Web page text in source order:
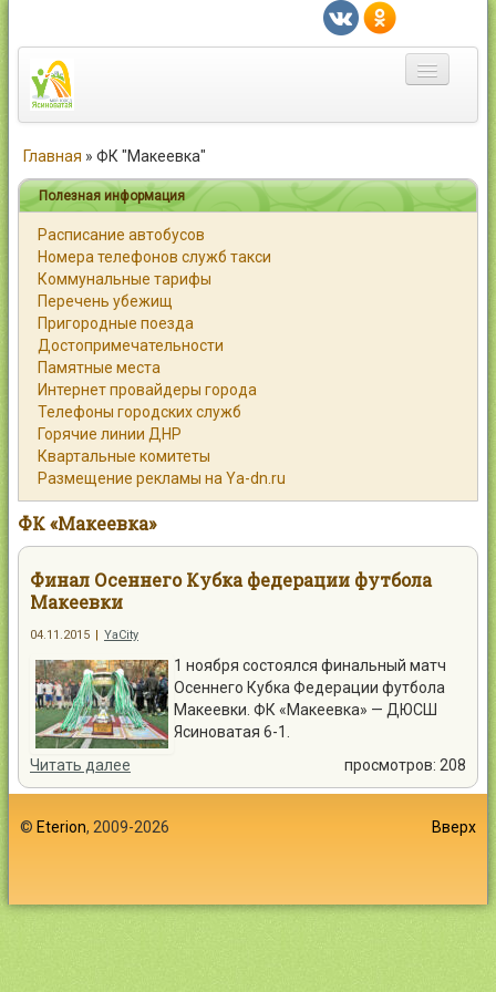
Город
Статьи
Каталог
Справочник
Работа
Объявления
Помощь
Контакты
Главная » ФК "Макеевка"
Полезная информация
Расписание автобусов
Номера телефонов служб такси
Коммунальные тарифы
Перечень убежищ
Пригородные поезда
Достопримечательности
Памятные места
Интернет провайдеры города
Телефоны городских служб
Горячие линии ДНР
Квартальные комитеты
Размещение рекламы на Ya-dn.ru
ФК «Макеевка»
Финал Осеннего Кубка федерации футбола
Макеевки
04.11.2015 | YaCity
1 ноября состоялся финальный матч
Осеннего Кубка Федерации футбола
Макеевки. ФК «Макеевка» — ДЮСШ
Ясиноватая 6-1.
Читать далее
просмотров: 208
© Eterion, 2009-2026 Вверх